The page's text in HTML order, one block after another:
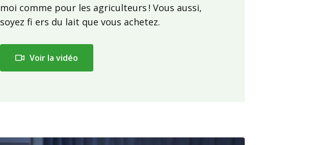
moi comme pour les agriculteurs ! Vous aussi,
soyez fi ers du lait que vous achetez.
Voir la vidéo